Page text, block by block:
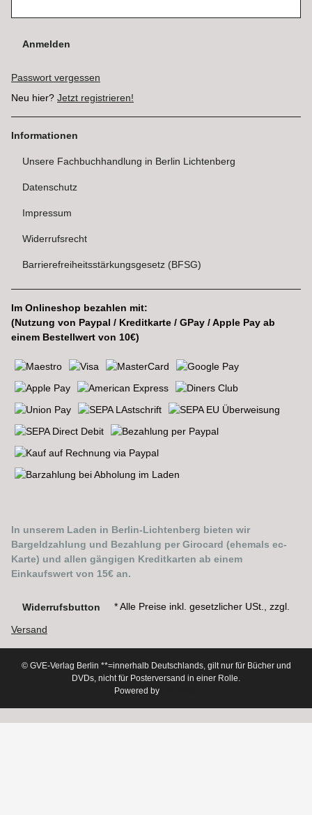
Anmelden
Passwort vergessen
Neu hier? Jetzt registrieren!
Informationen
Unsere Fachbuchhandlung in Berlin Lichtenberg
Datenschutz
Impressum
Widerrufsrecht
Barrierefreiheitsstärkungsgesetz (BFSG)
Im Onlineshop bezahlen mit:
(Nutzung von Paypal / Kreditkarte / GPay / Apple Pay ab
einem Bestellwert von 10€)
In unserem Laden in Berlin-Lichtenberg bieten wir
Bargeldzahlung und Bezahlung per Girocard (ehemals ec-
Karte) und allen gängigen Kreditkarten ab einem
Einkaufswert von 15€ an.
Widerrufsbutton * Alle Preise inkl. gesetzlicher USt., zzgl.
Versand
© GVE-Verlag Berlin **=innerhalb Deutschlands, gilt nur für Bücher und
DVDs, nicht für Posterversand in einer Rolle.
Powered by